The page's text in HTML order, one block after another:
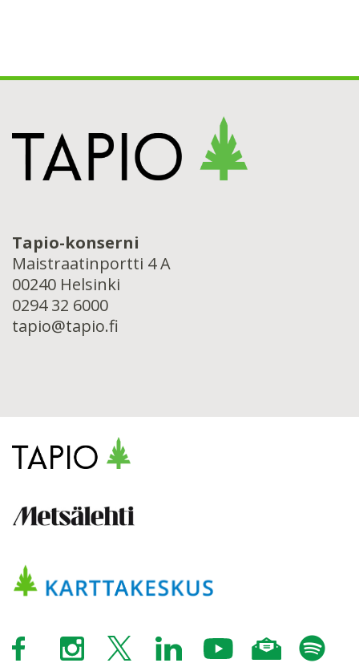
Tapio-konserni
Maistraatinportti 4 A
00240 Helsinki
0294 32 6000
tapio@tapio.fi